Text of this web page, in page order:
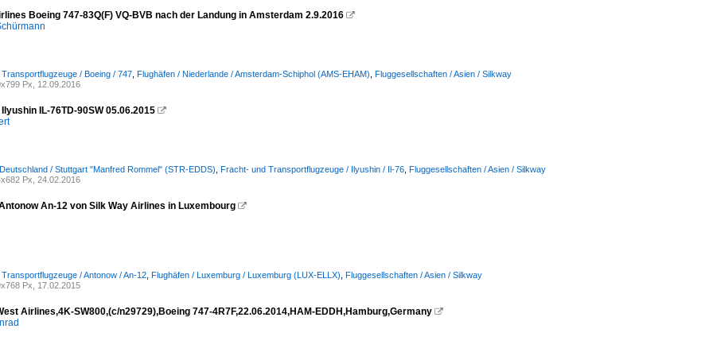
Boeing 747-83Q(F) VQ-BVB nach der Landung in Amsterdam 2.9.2016 
/ Boeing / 747 Flughäfen / Niederlande / Amsterdam-Schiphol (AMS-EHAM) Fluggesellschaften / Asien / Silkway
Px, 12.09.2016
IL-76TD-90SW 05.06.2015 
/ Stuttgart "Manfred Rommel" (STR-EDDS) Fracht- und Transportflugzeuge / Ilyushin / Il-76 Fluggesellschaften / Asien / Silkway
Px, 24.02.2016
An-12 von Silk Way Airlines in Luxembourg 
/ Antonow / An-12 Flughäfen / Luxemburg / Luxemburg (LUX-ELLX) Fluggesellschaften / Asien / Silkway
Px, 17.02.2015
Airlines,4K-SW800,(c/n29729),Boeing 747-4R7F,22.06.2014,HAM-EDDH,Hamburg,Germany 